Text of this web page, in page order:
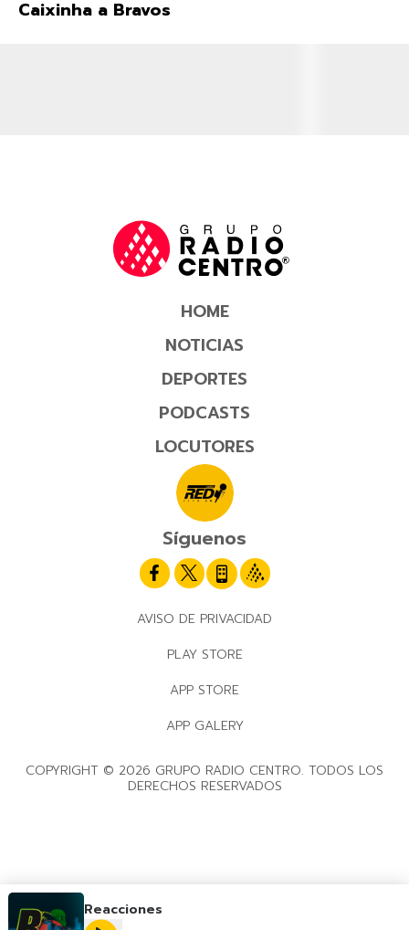
Caixinha a Bravos
HOME
NOTICIAS
DEPORTES
PODCASTS
LOCUTORES
Síguenos
AVISO DE PRIVACIDAD
PLAY STORE
APP STORE
APP GALERY
COPYRIGHT © 2026 GRUPO RADIO CENTRO. TODOS LOS
DERECHOS RESERVADOS
Reacciones